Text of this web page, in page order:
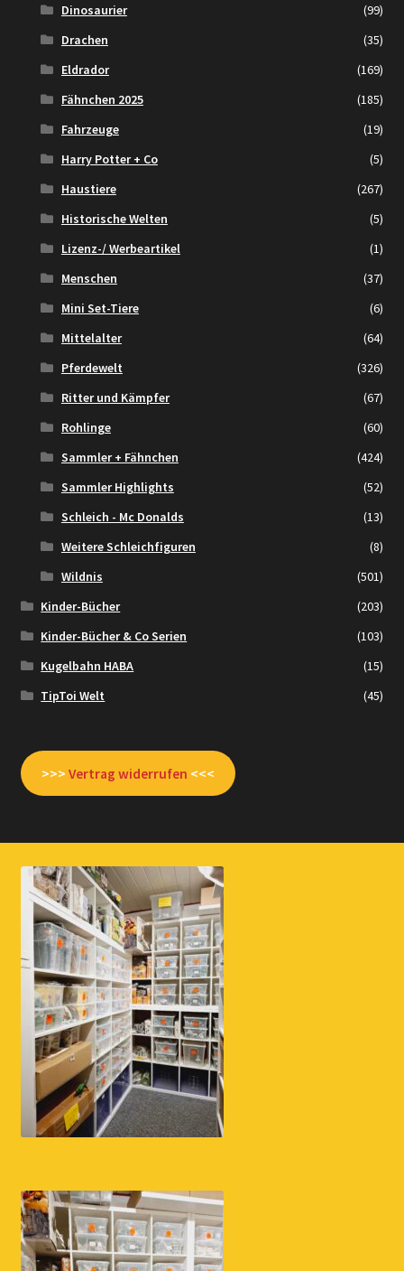
Dinosaurier
(99)
Drachen
(35)
Eldrador
(169)
Fähnchen 2025
(185)
Fahrzeuge
(19)
Harry Potter + Co
(5)
Haustiere
(267)
Historische Welten
(5)
Lizenz-/ Werbeartikel
(1)
Menschen
(37)
Mini Set-Tiere
(6)
Mittelalter
(64)
Pferdewelt
(326)
Ritter und Kämpfer
(67)
Rohlinge
(60)
Sammler + Fähnchen
(424)
Sammler Highlights
(52)
Schleich - Mc Donalds
(13)
Weitere Schleichfiguren
(8)
Wildnis
(501)
Kinder-Bücher
(203)
Kinder-Bücher & Co Serien
(103)
Kugelbahn HABA
(15)
TipToi Welt
(45)
>>> Vertrag widerrufen <<<